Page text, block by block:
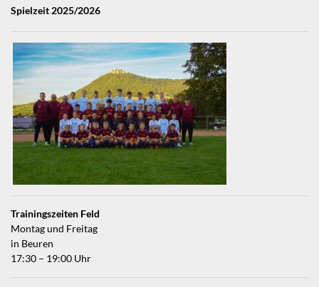
Spielzeit 2025/2026
Trainingszeiten Feld
Montag und Freitag
in Beuren
17:30 – 19:00 Uhr